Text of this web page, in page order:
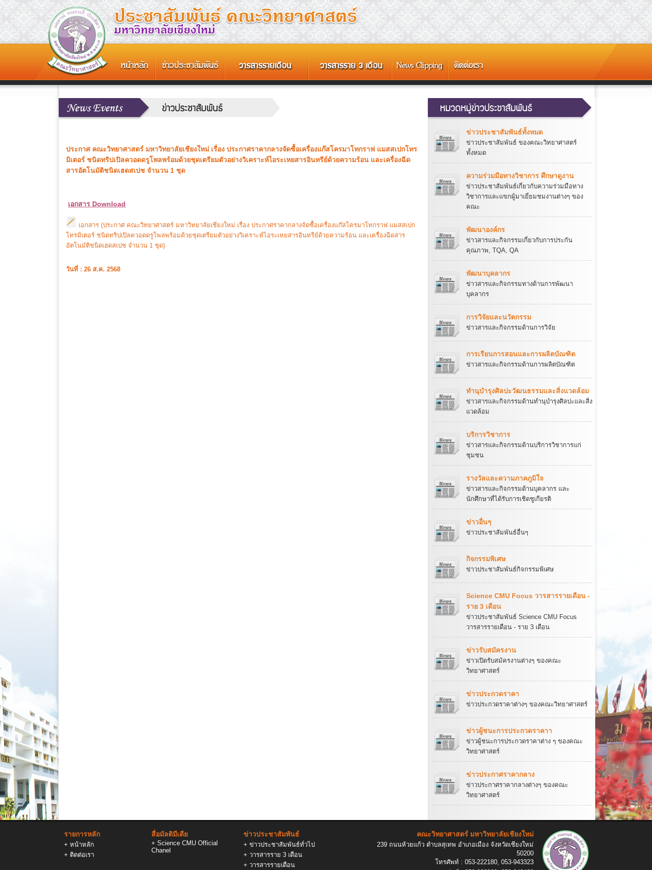
ประกาศ คณะวิทยาศาสตร์ มหาวิทยาลัยเชียงใหม่ เรื่อง ประกาศราคากลางจัดซื้อเครื่องแก๊สโครมาโทกราฟ แมสสเปกโทร
มิเตอร์ ชนิดทริปเปิลควอดดรูโพลพร้อมด้วยชุดเตรียมตัวอย่างวิเคราะห์ไอระเหยสารอินทรีย์ด้วยความร้อน และเครื่องฉีด
สารอัตโนมัติชนิดเฮดสเปช จำนวน 1 ชุด
เอกสาร Download
เอกสาร (ประกาศ คณะวิทยาศาสตร์ มหาวิทยาลัยเชียงใหม่ เรื่อง ประกาศราคากลางจัดซื้อเครื่องแก๊สโครมาโทกราฟ แมสสเปก
โทรมิเตอร์ ชนิดทริปเปิลควอดดรูโพลพร้อมด้วยชุดเตรียมตัวอย่างวิเคราะห์ไอระเหยสารอินทรีย์ด้วยความร้อน และเครื่องฉีดสาร
อัตโนมัติชนิดเฮดสเปช จำนวน 1 ชุด)
วันที่ : 26 ส.ค. 2568
ข่าวประชาสัมพันธ์ทั้งหมด
ข่าวประชาสัมพันธ์ ของคณะวิทยาศาสตร์
ทั้งหมด
ความร่วมมือทางวิชาการ ศึกษาดูงาน
ข่าวประชาสัมพันธ์เกี่ยวกับความร่วมมือทาง
วิชาการและแขกผู้มาเยี่ยมชมงานต่างๆ ของ
คณะ
พัฒนาองค์กร
ข่าวสารและกิจกรรมเกี่ยวกับการประกัน
คุณภาพ, TQA, QA
พัฒนาบุคลากร
ข่าวสารและกิจกรรมทางด้านการพัฒนา
บุคลากร
การวิจัยและนวัตกรรม
ข่าวสารและกิจกรรมด้านการวิจัย
การเรียนการสอนและการผลิตบัณฑิต
ข่าวสารและกิจกรรมด้านการผลิตบัณฑิต
ทำนุบำรุงศิลปะวัฒนธรรมและสิ่งแวดล้อม
ข่าวสารและกิจกรรมด้านทำนุบำรุงศิลปะและสิ่ง
แวดล้อม
บริการวิชาการ
ข่าวสารและกิจกรรมด้านบริการวิชาการแก่
ชุมชน
รางวัลและความภาคภูมิใจ
ข่าวสารและกิจกรรมด้านบุคลากร และ
นักศึกษาที่ได้รับการเชิดชูเกียรติ
ข่าวอื่นๆ
ข่าวประชาสัมพันธ์อื่นๆ
กิจกรรมพิเศษ
ข่าวประชาสัมพันธ์กิจกรรมพิเศษ
Science CMU Focus วารสารรายเดือน -
ราย 3 เดือน
ข่าวประชาสัมพันธ์ Science CMU Focus
วารสารรายเดือน - ราย 3 เดือน
ข่าวรับสมัครงาน
ข่าวเปิดรับสมัครงานต่างๆ ของคณะ
วิทยาศาสตร์
ข่าวประกวดราคา
ข่าวประกวดราคาต่างๆ ของคณะวิทยาศาสตร์
ข่าวผู้ชนะการประกวดราคาา
ข่าวผู้ชนะการประกวดราคาต่าง ๆ ของคณะ
วิทยาศาสตร์
ข่าวประกาศราคากลาง
ข่าวประกาศราคากลางต่างๆ ของคณะ
วิทยาศาสตร์
รายการหลัก
+ หน้าหลัก
+ ติดต่อเรา
สื่อมัลติมีเดีย
+ Science CMU Official
Chanel
ข่าวประชาสัมพันธ์
+ ข่าวประชาสัมพันธ์ทั่วไป
+ วารสารราย 3 เดือน
+ วารสารรายเดือน
คณะวิทยาศาสตร์ มหาวิทยาลัยเชียงใหม่
239 ถนนห้วยแก้ว ตำบลสุเทพ อำเภอเมือง จังหวัดเชียงใหม่
50200
โทรศัพท์ : 053-222180, 053-943323